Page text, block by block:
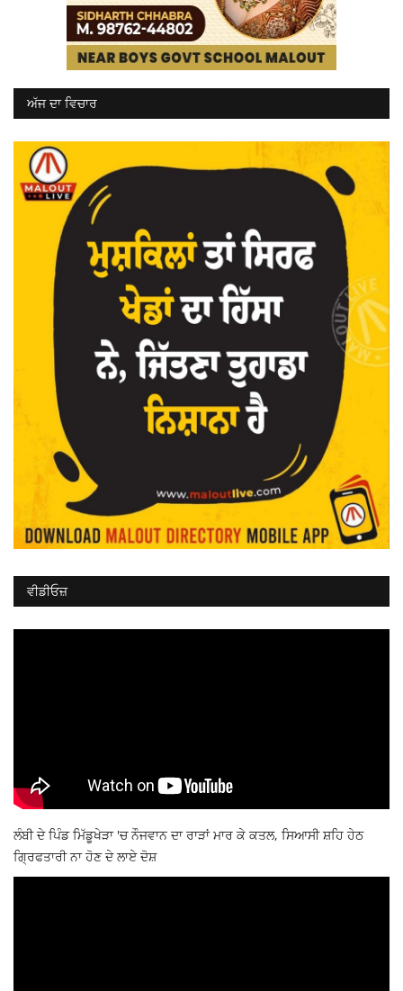
ਅੱਜ ਦਾ ਵਿਚਾਰ
ਵੀਡੀਓਜ਼
ਲੰਬੀ ਦੇ ਪਿੰਡ ਮਿੱਡੂਖੇੜਾ 'ਚ ਨੌਜਵਾਨ ਦਾ ਰਾੜਾਂ ਮਾਰ ਕੇ ਕਤਲ, ਸਿਆਸੀ ਸ਼ਹਿ ਹੇਠ
ਗ੍ਰਿਫਤਾਰੀ ਨਾ ਹੋਣ ਦੇ ਲਾਏ ਦੋਸ਼